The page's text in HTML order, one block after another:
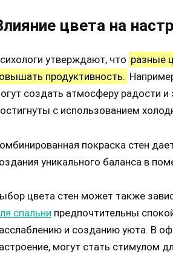
цвета на
утверждают, что разные
продуктивность.
создать атмосферу радости и
с использованием
покраска стен
уникального баланса в
цвета стен может также
спальни предпочтительны
и созданию уюта. В
могут стать стимулом